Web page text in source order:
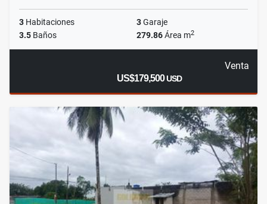
3 Habitaciones 3Garaje
3.5 Baños 279.86Área m2
Venta
US$179,500USD